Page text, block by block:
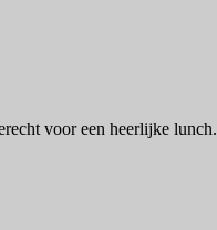
voor een heerlijke lunch.